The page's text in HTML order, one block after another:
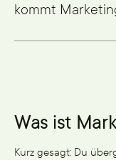
kommt
Was ist
Kurz gesagt: Du